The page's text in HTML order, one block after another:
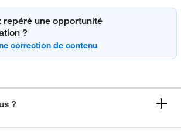
repéré une opportunité
?
?